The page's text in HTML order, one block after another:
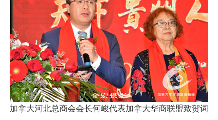
加拿大河北总商会会长何峻代表加拿大华商联盟致贺词